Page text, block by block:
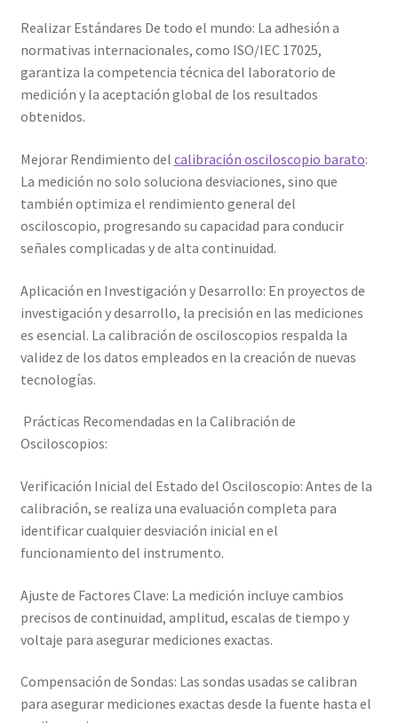
Visión de Elekmed México
Realizar Estándares De todo el mundo: La adhesión a
normativas internacionales, como ISO/IEC 17025,
garantiza la competencia técnica del laboratorio de
medición y la aceptación global de los resultados
obtenidos.
Mejorar Rendimiento del calibración osciloscopio barato:
La medición no solo soluciona desviaciones, sino que
también optimiza el rendimiento general del
osciloscopio, progresando su capacidad para conducir
señales complicadas y de alta continuidad.
Aplicación en Investigación y Desarrollo: En proyectos de
investigación y desarrollo, la precisión en las mediciones
es esencial. La calibración de osciloscopios respalda la
validez de los datos empleados en la creación de nuevas
tecnologías.
Prácticas Recomendadas en la Calibración de
Osciloscopios:
Verificación Inicial del Estado del Osciloscopio: Antes de la
calibración, se realiza una evaluación completa para
identificar cualquier desviación inicial en el
funcionamiento del instrumento.
Ajuste de Factores Clave: La medición incluye cambios
precisos de continuidad, amplitud, escalas de tiempo y
voltaje para asegurar mediciones exactas.
Compensación de Sondas: Las sondas usadas se calibran
para asegurar mediciones exactas desde la fuente hasta el